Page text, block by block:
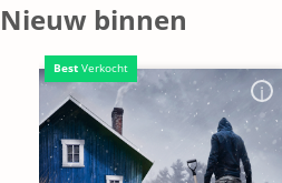
Nieuw binnen
Best Verkocht